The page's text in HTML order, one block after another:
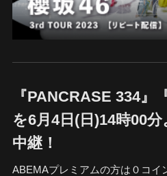
『PANCRASE 334』
を6月4日(日)14時00
中継！
ABEMAプレミアムの方は０コイ